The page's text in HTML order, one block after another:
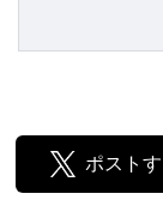
ポスト